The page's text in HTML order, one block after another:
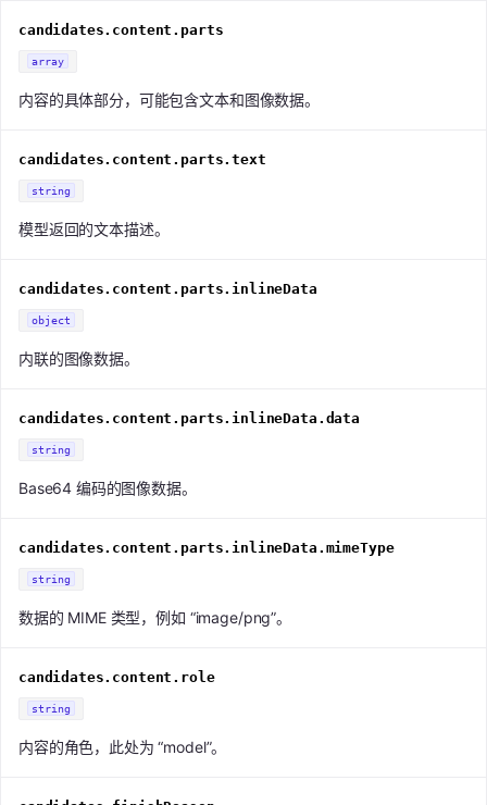
candidates.content.parts
array
内容的具体部分，可能包含文本和图像数据。
candidates.content.parts.text
string
模型返回的文本描述。
candidates.content.parts.inlineData
object
内联的图像数据。
candidates.content.parts.inlineData.data
string
Base64 编码的图像数据。
candidates.content.parts.inlineData.mimeType
string
数据的 MIME 类型，例如 “image/png”。
candidates.content.role
string
内容的角色，此处为 “model”。